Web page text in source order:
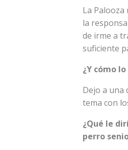
La
la
de irme a
suficiente
¿Y cómo
Dejo a una
tema con
¿Qué le
perro